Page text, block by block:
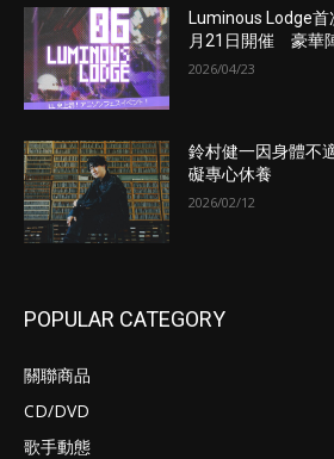
Luminous Lodge
月21日開催 豪華
2026/04/23
鈴村健一因身體不
礙專心休養
2026/02/12
POPULAR CATEGORY
關聯商品
CD/DVD
歌手動態